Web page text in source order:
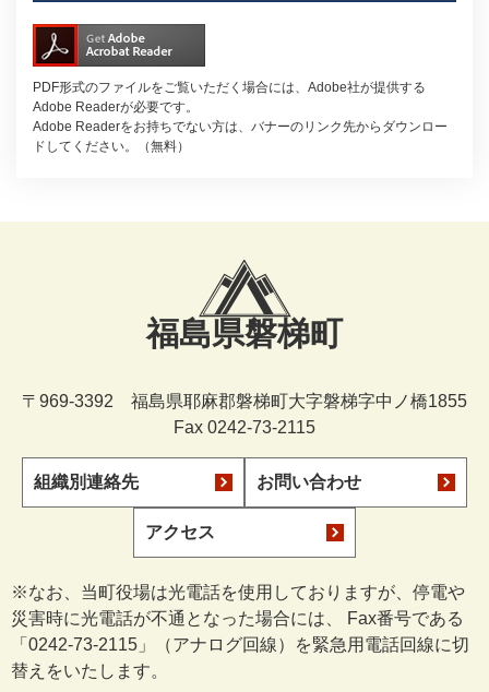
PDF形式のファイルをご覧いただく場合には、Adobe社が提供する
Adobe Readerが必要です。
Adobe Readerをお持ちでない方は、バナーのリンク先からダウンロー
ドしてください。（無料）
福島県磐梯町
〒969-3392 福島県耶麻郡磐梯町大字磐梯字中ノ橋1855
Fax 0242-73-2115
組織別連絡先 お問い合わせ
アクセス
※なお、当町役場は光電話を使用しておりますが、停電や
災害時に光電話が不通となった場合には、 Fax番号である
「0242-73-2115」（アナログ回線）を緊急用電話回線に切
替えをいたします。